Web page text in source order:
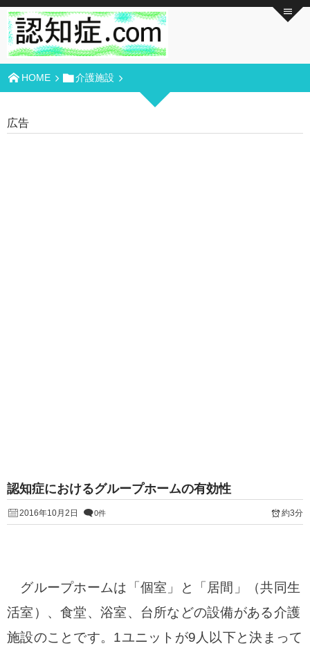
HOME 介護施設
広告
認知症におけるグループホームの有効性
2016年10月2日 0件 約3分
グループホームは「個室」と「居間」（共同生
活室）、食堂、浴室、台所などの設備がある介護
施設のことです。1ユニットが9人以下と決まって